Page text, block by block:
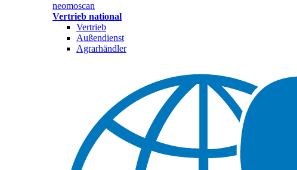
neomoscan
Vertrieb national
Vertrieb
Außendienst
Agrarhändler